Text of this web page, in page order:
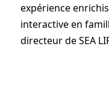
expérience
interactive en
directeur de SEA